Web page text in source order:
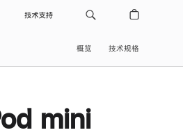
技术支持
概览 技术规格
mini